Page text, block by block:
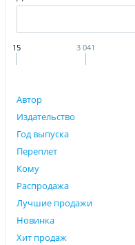
15 3 041
Автор
Издательство
Год выпуска
Переплет
Кому
Распродажа
Лучшие продажи
Новинка
Хит продаж